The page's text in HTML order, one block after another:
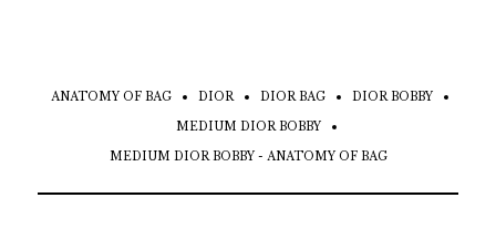
ANATOMY OF BAG DIOR DIOR BAG DIOR BOBBY
MEDIUM DIOR BOBBY
MEDIUM DIOR BOBBY - ANATOMY OF BAG